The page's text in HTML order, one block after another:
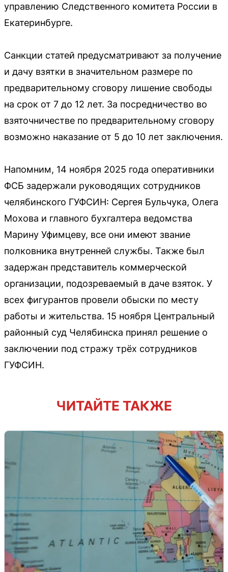
управлению Следственного комитета России в
Екатеринбурге.
Санкции статей предусматривают за получение
и дачу взятки в значительном размере по
предварительному сговору лишение свободы
на срок от 7 до 12 лет. За посредничество во
взяточничестве по предварительному сговору
возможно наказание от 5 до 10 лет заключения.
Напомним, 14 ноября 2025 года оперативники
ФСБ задержали руководящих сотрудников
челябинского ГУФСИН: Сергея Бульчука, Олега
Мохова и главного бухгалтера ведомства
Марину Уфимцеву, все они имеют звание
полковника внутренней службы. Также был
задержан представитель коммерческой
организации, подозреваемый в даче взяток. У
всех фигурантов провели обыски по месту
работы и жительства. 15 ноября Центральный
районный суд Челябинска принял решение о
заключении под стражу трёх сотрудников
ГУФСИН.
ЧИТАЙТЕ ТАКЖЕ